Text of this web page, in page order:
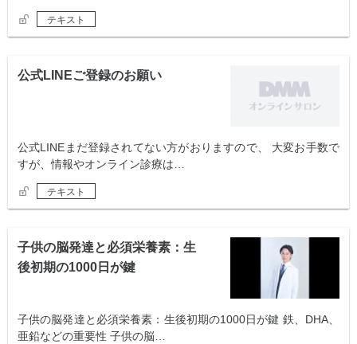
テキスト
公式LINEご登録のお願い
公式LINEまだ登録されてない方がおりますので、 大変お手数で
すが、情報やオンライン診療は…
テキスト
子供の脳発達と必須栄養素：生
後初期の1000日が鍵
子供の脳発達と必須栄養素：生後初期の1000日が鍵 鉄、DHA、
亜鉛などの重要性 子供の脳…